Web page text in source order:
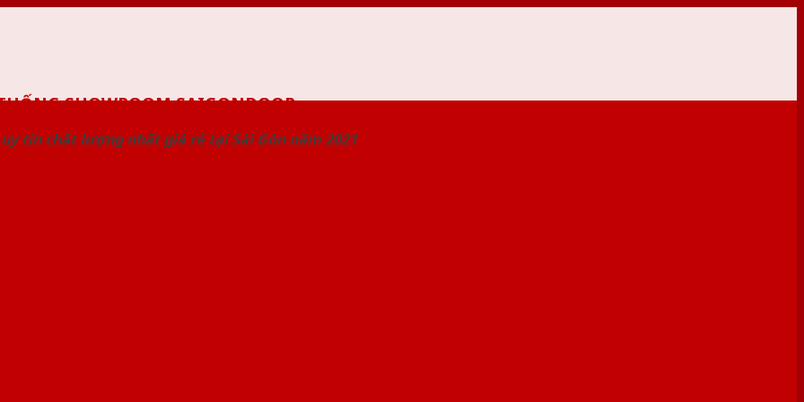
SHOWROOM SAIGONDOOR
tín chất lượng nhất giá rẻ tại Sài Gòn năm 2021